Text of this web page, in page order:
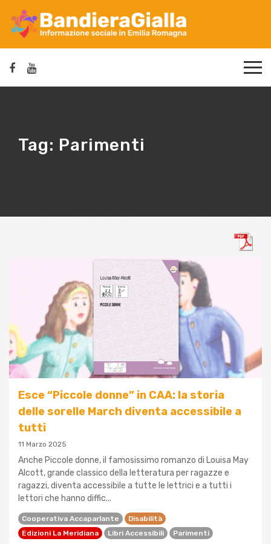
Tag: Parimenti
Esce “Piccole donne” in CAA: la storia
delle sorelle March diventa accessibile a
tutti
11 Marzo 2025
Anche Piccole donne, il famosissimo romanzo di Louisa May
Alcott, grande classico della letteratura per ragazze e
ragazzi, diventa accessibile a tutte le lettrici e a tutti i
lettori che hanno diffic...
Cooperativa Accaparlante
Disabilità
Edizioni La Meridiana
Libri Accessibili Parimenti